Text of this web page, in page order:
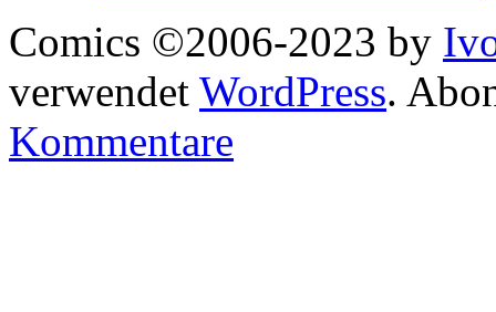
Comics ©2006-2023 by
verwendet WordPress.
Kommentare